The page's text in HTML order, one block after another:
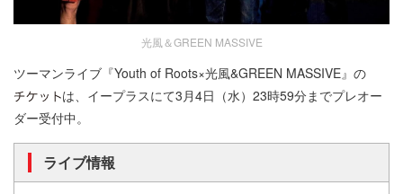
光風＆GREEN MASSIVE
ツーマンライブ『Youth of Roots×光風&GREEN MASSIVE』の
は、イープラスにて3月4日（水）23時59分までプレオー
ダー受付中。
ライブ情報